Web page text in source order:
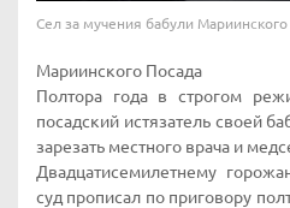
Сел за мучения бабули
Мариинского Посада
Полтора года в строгом
посадский истязатель своей
зарезать местного врача и
Двадцатисемилетнему
суд прописал по приговору